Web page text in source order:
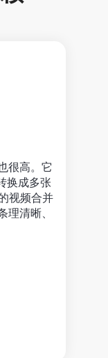
很高。它
换成多张
视频合并
理清晰、